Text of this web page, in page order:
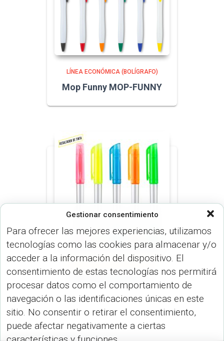
Gestionar consentimiento
Para ofrecer las mejores experiencias, utilizamos
tecnologías como las cookies para almacenar y/o
acceder a la información del dispositivo. El
consentimiento de estas tecnologías nos permitirá
procesar datos como el comportamiento de
navegación o las identificaciones únicas en este
sitio. No consentir o retirar el consentimiento,
puede afectar negativamente a ciertas
LÍNEA ECONÓMICA (BOLÍGRAFO)
Mop Funny MOP-FUNNY
LÍNEA ECONÓMICA (BOLÍGRAFO)
BATONI STYLUS 3-1